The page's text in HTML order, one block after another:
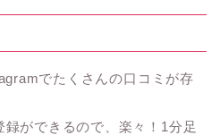
でたくさんの口コミが存
ができるので、楽々！1分足